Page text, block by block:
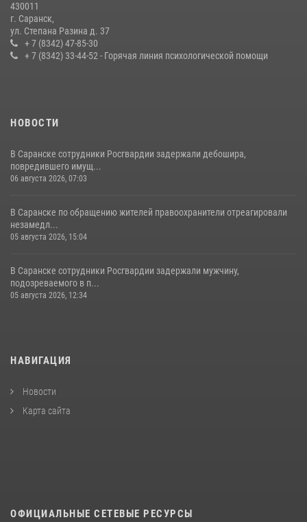
Сотрудники Росгвардии обеспечили безопасность Всероссийского
конкурса профмастерства в Саранске
23 июля 2026, 11:54 4
430011
г. Саранск,
ул. Степана Разина д. 37
+ 7 (8342) 47-85-30
+ 7 (8342) 33-44-52 - Горячая линия психологической помощи
НОВОСТИ
В Саранске сотрудники Росгвардии задержали дебошира,
повредившего имущ...
06 августа 2026, 07:03
В Саранске по обращению жителей правоохранители отреагировали
незамедл...
05 августа 2026, 15:04
В Саранске сотрудники Росгвардии задержали мужчину,
подозреваемого в п...
05 августа 2026, 12:34
НАВИГАЦИЯ
Новости
Карта сайта
ОФИЦИАЛЬНЫЕ СЕТЕВЫЕ РЕСУРСЫ